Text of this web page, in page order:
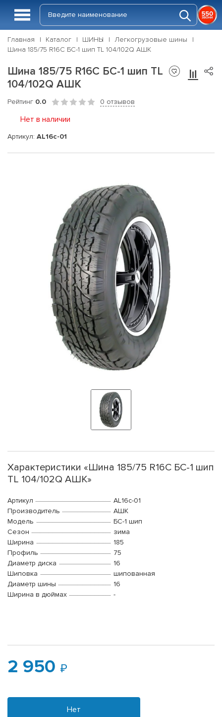
Главная Каталог ШИНЫ
Легкогрузовые шины
Шина 185/75 R16C БС-1 шип TL 104/102Q АШК
Шина 185/75 R16C БС-1 шип TL
104/102Q АШК
Рейтинг 0.0 0 отзывов
Нет в наличии
Артикул: AL16c-01
Характеристики «Шина 185/75 R16C БС-1 шип
TL 104/102Q АШК»
Артикул
AL16c-01
Производитель
АШК
Модель
БС-1 шип
Сезон
зима
Ширина
185
Профиль
75
Диаметр диска
16
Шиповка
шипованная
Диаметр шины
16
Ширина в дюймах
-
2 950
Нет